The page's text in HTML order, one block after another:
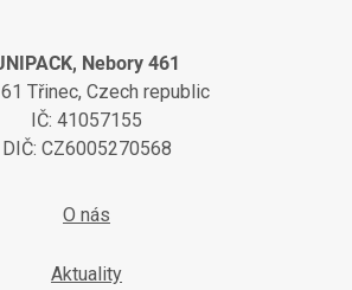
Nebory 461
Třinec, Czech republic
IČ: 41057155
DIČ: CZ6005270568
O nás
Aktuality